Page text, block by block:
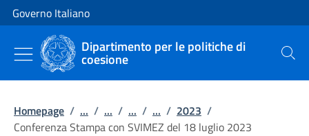
Vai al contenuto
Vai alla navigazione del sito
Governo Italiano
Dipartimento per le politiche di
coesione Cerca
Homepage / ... / ... / ... / ... / 2023 /
Conferenza Stampa con SVIMEZ del 18 luglio 2023